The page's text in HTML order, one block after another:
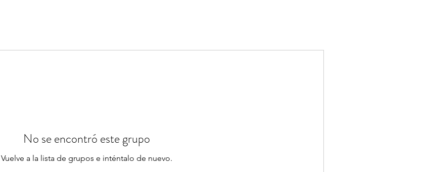
No se encontró este grupo
Vuelve a la lista de grupos e inténtalo de nuevo.